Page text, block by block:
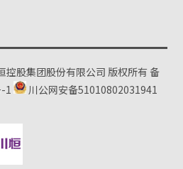
股集团股份有限公司 版权所有备
1
川公网安备51010802031941